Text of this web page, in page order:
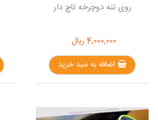
روی تنه دوچرخه تاچ دار
4,000,000 ریال
اضافه به سبد خرید